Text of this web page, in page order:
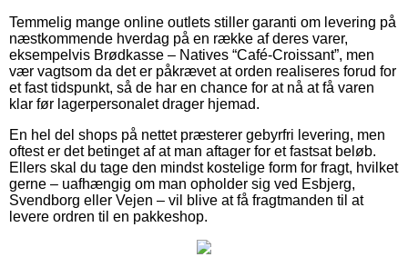
Temmelig mange online outlets stiller garanti om levering på
næstkommende hverdag på en række af deres varer,
eksempelvis Brødkasse – Natives “Café-Croissant”, men
vær vagtsom da det er påkrævet at orden realiseres forud for
et fast tidspunkt, så de har en chance for at nå at få varen
klar før lagerpersonalet drager hjemad.
En hel del shops på nettet præsterer gebyrfri levering, men
oftest er det betinget af at man aftager for et fastsat beløb.
Ellers skal du tage den mindst kostelige form for fragt, hvilket
gerne – uafhængig om man opholder sig ved Esbjerg,
Svendborg eller Vejen – vil blive at få fragtmanden til at
levere ordren til en pakkeshop.